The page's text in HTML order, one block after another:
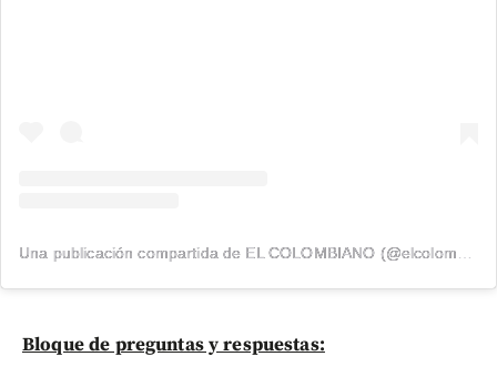
Bloque de preguntas y respuestas: